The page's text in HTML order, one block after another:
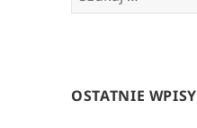
OSTATNIE WPISY